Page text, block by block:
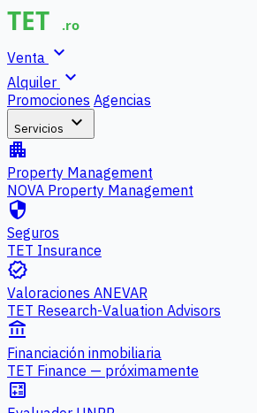
Venta expand_more
Alquiler expand_more
Promociones Agencias
Servicios expand_more
apartment
Property Management
NOVA Property Management
security
Seguros
TET Insurance
verified
Valoraciones ANEVAR
TET Research-Valuation Advisors
account_balance
Financiación inmobiliaria
TET Finance — próximamente
calculate